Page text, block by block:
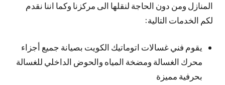
المنازل ومن دون الحاجة لنقلها الى مركزنا وكما اننا نقدم
لكم الخدمات التالية:
يقوم فني غسالات اتوماتيك الكويت بصيانة جميع أجزاء
محرك الغسالة ومضخة المياه والحوض الداخلي للغسالة
بحرفية مميزة